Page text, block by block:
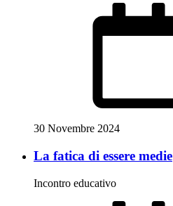
30 Novembre 2024
La fatica di essere medie
Incontro educativo